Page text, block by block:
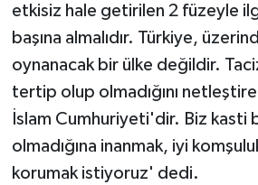
etkisiz hale getirilen 2 füzeyle
başına almalıdır. Türkiye,
oynanacak bir ülke değildir.
tertip olup olmadığını
İslam Cumhuriyeti'dir. Biz kasti
olmadığına inanmak, iyi
korumak istiyoruz' dedi.